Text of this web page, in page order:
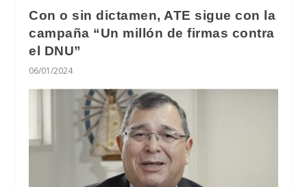
Con o sin dictamen, ATE sigue con la
campaña “Un millón de firmas contra
el DNU”
06/01/2024